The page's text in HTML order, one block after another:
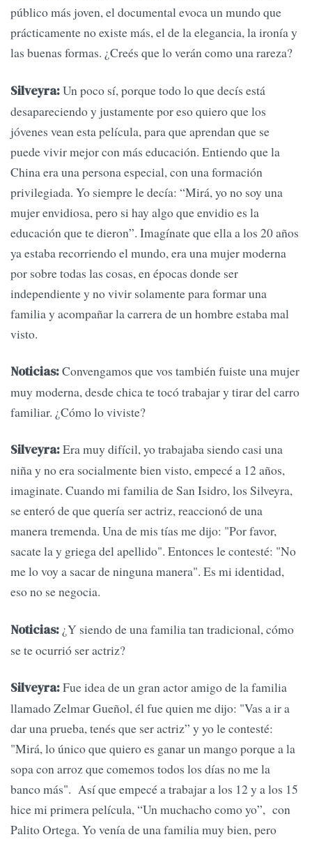
público más joven, el documental evoca un mundo que
prácticamente no existe más, el de la elegancia, la ironía y
las buenas formas. ¿Creés que lo verán como una rareza?
Silveyra:Un poco sí, porque todo lo que decís está
desapareciendo y justamente por eso quiero que los
jóvenes vean esta película, para que aprendan que se
puede vivir mejor con más educación. Entiendo que la
China era una persona especial, con una formación
privilegiada. Yo siempre le decía: “Mirá, yo no soy una
mujer envidiosa, pero si hay algo que envidio es la
educación que te dieron”. Imagínate que ella a los 20 años
ya estaba recorriendo el mundo, era una mujer moderna
por sobre todas las cosas, en épocas donde ser
independiente y no vivir solamente para formar una
familia y acompañar la carrera de un hombre estaba mal
visto.
Noticias:Convengamos que vos también fuiste una mujer
muy moderna, desde chica te tocó trabajar y tirar del carro
familiar. ¿Cómo lo viviste?
Silveyra:Era muy difícil, yo trabajaba siendo casi una
niña y no era socialmente bien visto, empecé a 12 años,
imaginate. Cuando mi familia de San Isidro, los Silveyra,
se enteró de que quería ser actriz, reaccionó de una
manera tremenda. Una de mis tías me dijo: "Por favor,
sacate la y griega del apellido". Entonces le contesté: "No
me lo voy a sacar de ninguna manera". Es mi identidad,
eso no se negocia.
Noticias: ¿Y siendo de una familia tan tradicional, cómo
se te ocurrió ser actriz?
Silveyra:Fue idea de un gran actor amigo de la familia
llamado Zelmar Gueñol, él fue quien me dijo: "Vas a ir a
dar una prueba, tenés que ser actriz” y yo le contesté:
"Mirá, lo único que quiero es ganar un mango porque a la
sopa con arroz que comemos todos los días no me la
banco más". Así que empecé a trabajar a los 12 y a los 15
hice mi primera película, “Un muchacho como yo”, con
Palito Ortega. Yo venía de una familia muy bien, pero